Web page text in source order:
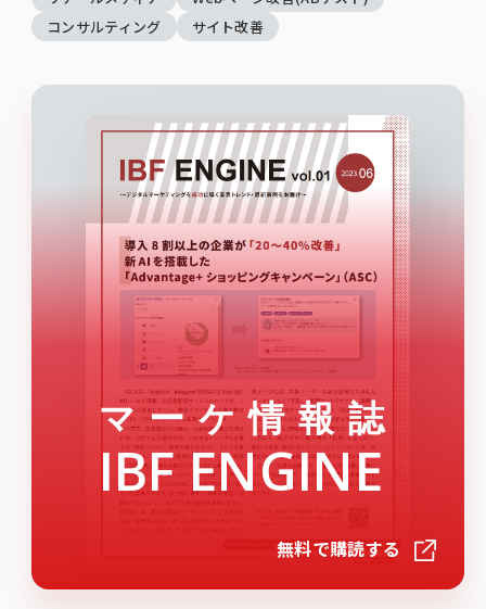
コンサルティング
サイト改善
マーケ情報誌
IBF ENGINE
無料で購読する